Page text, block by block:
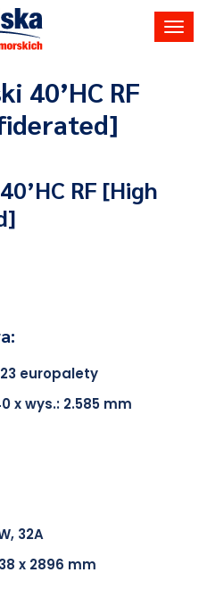
40’HC RF
RF [High
europalety
x wys.: 2.585 mm
32A
x 2896 mm